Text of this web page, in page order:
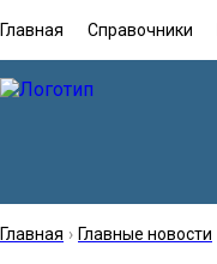
Главная Справочники
Главная › Главные новости